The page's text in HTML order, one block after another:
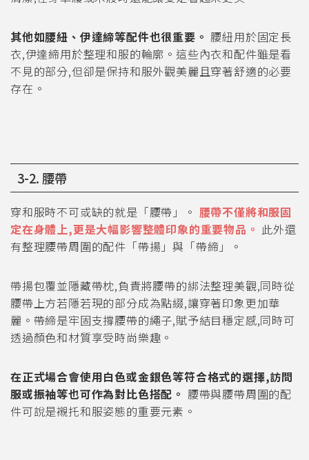
其他如腰紐、伊達締等配件也很重要。 腰紐用於固定長
衣,伊達締用於整理和服的輪廓。這些內衣和配件雖是看
不見的部分,但卻是保持和服外觀美麗且穿著舒適的必要
存在。
3-2. 腰帶
穿和服時不可或缺的就是「腰帶」。 腰帶不僅將和服固
定在身體上,更是大幅影響整體印象的重要物品。 此外還
有整理腰帶周圍的配件「帶揚」與「帶締」。
帶揚包覆並隱藏帶枕,負責將腰帶的綁法整理美觀,同時從
腰帶上方若隱若現的部分成為點綴,讓穿著印象更加華
麗。帶締是牢固支撐腰帶的繩子,賦予結目穩定感,同時可
透過顏色和材質享受時尚樂趣。
在正式場合會使用白色或金銀色等符合格式的選擇,訪問
服或振袖等也可作為對比色搭配。 腰帶與腰帶周圍的配
件可說是襯托和服姿態的重要元素。